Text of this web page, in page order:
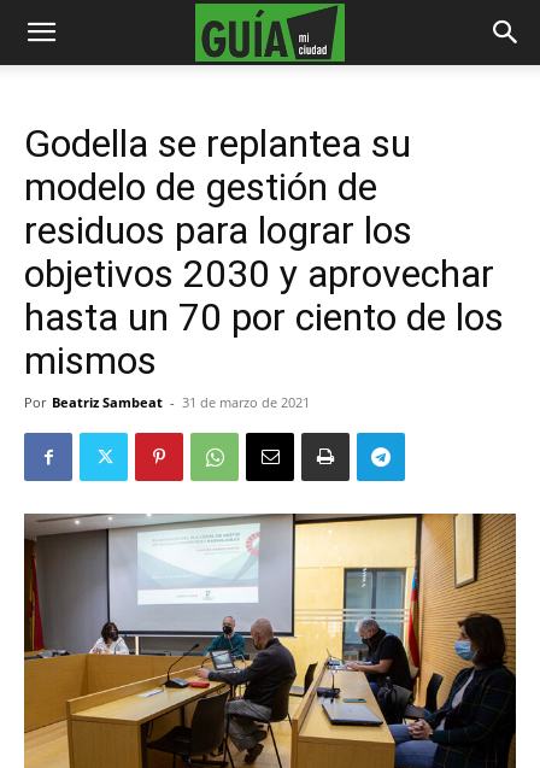
Godella se replantea su
modelo de gestión de
residuos para lograr los
objetivos 2030 y aprovechar
hasta un 70 por ciento de los
mismos
Por Beatriz Sambeat - 31 de marzo de 2021